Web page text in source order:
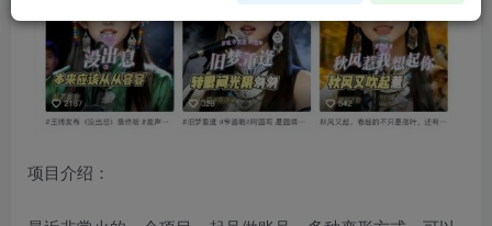
项目介绍：